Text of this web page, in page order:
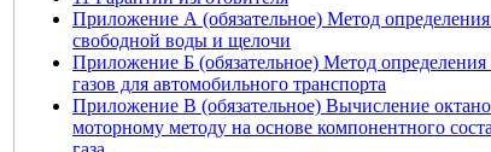
Приложение А (обязательное) Метод определения
свободной воды и щелочи
Приложение Б (обязательное) Метод
газов для автомобильного транспорта
Приложение В (обязательное) Вычисление
моторному методу на основе компонентного